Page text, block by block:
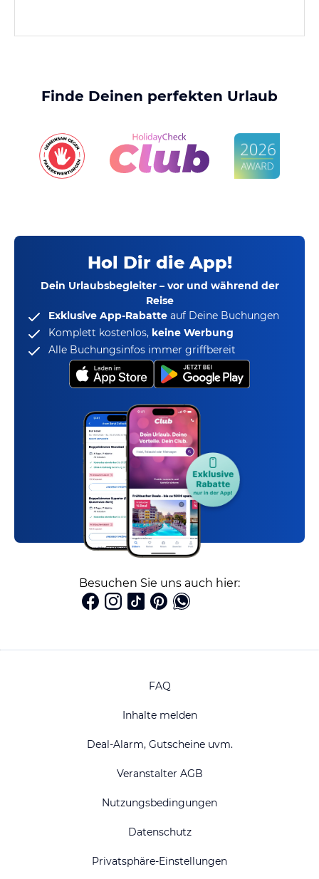
Finde Deinen perfekten Urlaub
Hol Dir die App!
Dein Urlaubsbegleiter – vor und während der
Reise
Exklusive App-Rabatte auf Deine Buchungen
Komplett kostenlos, keine Werbung
Alle Buchungsinfos immer griffbereit
Besuchen Sie uns auch hier:
FAQ
Inhalte melden
Deal-Alarm, Gutscheine uvm.
Veranstalter AGB
Nutzungsbedingungen
Datenschutz
Privatsphäre-Einstellungen